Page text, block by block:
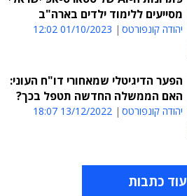
מסייעים ללימוד ילדים בארה"ב
יהודה קונפורטס 01/10/2023 12:02
הפער הדיגיטלי שמאחורי דו"ח העוני:
האם הממשלה החדשה תטפל בכך?
יהודה קונפורטס 13/12/2022 18:07
עוד כתבות